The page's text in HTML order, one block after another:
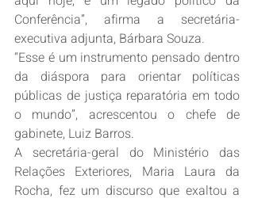
Conferência”, afirma a secretária-
executiva adjunta, Bárbara Souza.
“Esse é um instrumento pensado dentro
da diáspora para orientar políticas
públicas de justiça reparatória em todo
o mundo”, acrescentou o chefe de
gabinete, Luiz Barros.
A secretária-geral do Ministério das
Relações Exteriores, Maria Laura da
Rocha, fez um discurso que exaltou a